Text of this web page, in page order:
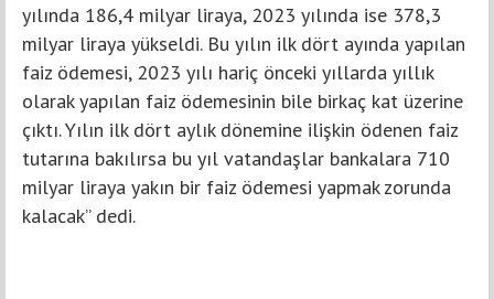
yılında 186,4 milyar liraya, 2023 yılında ise 378,3
milyar liraya yükseldi. Bu yılın ilk dört ayında yapılan
faiz ödemesi, 2023 yılı hariç önceki yıllarda yıllık
olarak yapılan faiz ödemesinin bile birkaç kat üzerine
çıktı. Yılın ilk dört aylık dönemine ilişkin ödenen faiz
tutarına bakılırsa bu yıl vatandaşlar bankalara 710
milyar liraya yakın bir faiz ödemesi yapmak zorunda
kalacak” dedi.